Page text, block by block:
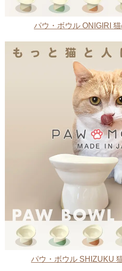
パウ・ボウル ONIGIRI
パウ・ボウル SHIZUKU